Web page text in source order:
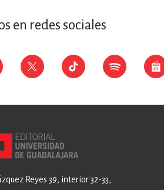
en redes sociales
Reyes 39, interior 32-33,